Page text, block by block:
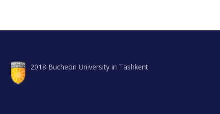
2018 Bucheon University in Tashkent